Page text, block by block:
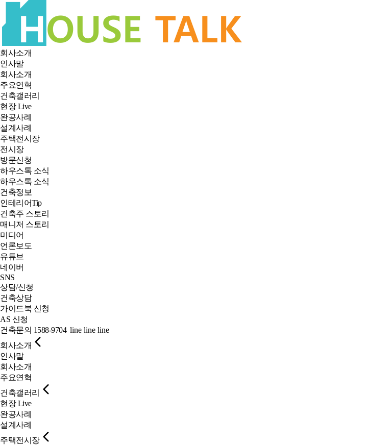
회사소개
인사말
회사소개
주요연혁
건축갤러리
현장 Live
완공사례
설계사례
주택전시장
전시장
방문신청
하우스톡 소식
하우스톡 소식
건축정보
인테리어Tip
건축주 스토리
매니저 스토리
미디어
언론보도
유튜브
네이버
SNS
상담/신청
건축상담
가이드북 신청
AS 신청
건축문의 1588-9704 line line line
회사소개
인사말
회사소개
주요연혁
건축갤러리
현장 Live
완공사례
설계사례
주택전시장